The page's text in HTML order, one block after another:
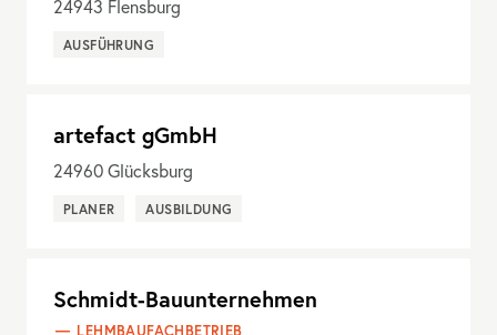
24943 Flensburg
AUSFÜHRUNG
artefact gGmbH
24960 Glücksburg
PLANER AUSBILDUNG
Schmidt-Bauunternehmen
LEHMBAUFACHBETRIEB